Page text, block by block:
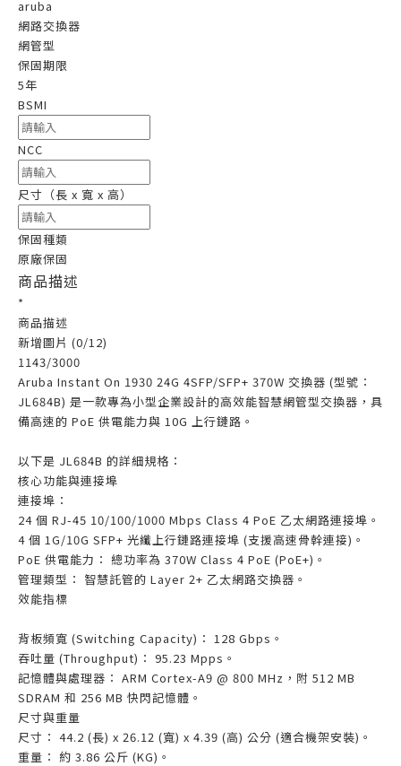
aruba
網路交換器
網管型
保固期限
5年
BSMI
NCC
尺寸（長 x 寬 x 高）
保固種類
原廠保固
商品描述
*
商品描述
新增圖片 (0/12)
1143/3000
Aruba Instant On 1930 24G 4SFP/SFP+ 370W 交換器 (型號：
JL684B) 是一款專為小型企業設計的高效能智慧網管型交換器，具
備高速的 PoE 供電能力與 10G 上行鏈路。
以下是 JL684B 的詳細規格：
核心功能與連接埠
連接埠：
24 個 RJ-45 10/100/1000 Mbps Class 4 PoE 乙太網路連接埠。
4 個 1G/10G SFP+ 光纖上行鏈路連接埠 (支援高速骨幹連接)。
PoE 供電能力： 總功率為 370W Class 4 PoE (PoE+)。
管理類型： 智慧託管的 Layer 2+ 乙太網路交換器。
效能指標
背板頻寬 (Switching Capacity)： 128 Gbps。
吞吐量 (Throughput)： 95.23 Mpps。
記憶體與處理器： ARM Cortex-A9 @ 800 MHz，附 512 MB
SDRAM 和 256 MB 快閃記憶體。
尺寸與重量
尺寸： 44.2 (長) x 26.12 (寬) x 4.39 (高) 公分 (適合機架安裝)。
重量： 約 3.86 公斤 (KG)。